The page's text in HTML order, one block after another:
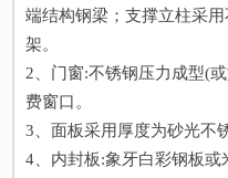
端结构钢梁；支撑立柱采
架。
2、门窗:不锈钢压力成型(
费窗口。
3、面板采用厚度为砂光不
4、内封板:象牙白彩钢板或